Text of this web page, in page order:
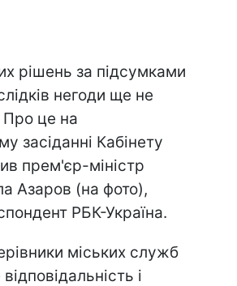
рішень за підсумками
негоди ще не
це на
засіданні Кабінету
прем'єр-міністр
Азаров (на фото),
РБК-Україна.
міських служб
і